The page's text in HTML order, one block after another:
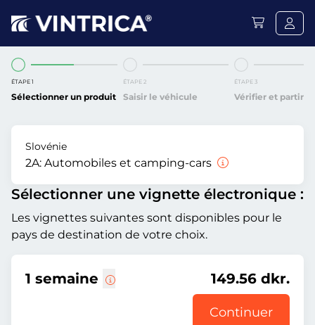
ÉTAPE 1
Sélectionner un produit
ÉTAPE 2
Saisir le véhicule
ÉTAPE 3
Vérifier et partir
Slovénie
2A: Automobiles et camping-cars
Sélectionner une vignette électronique :
Les vignettes suivantes sont disponibles pour le
pays de destination de votre choix.
1 semaine 149.56 dkr.
Continuer